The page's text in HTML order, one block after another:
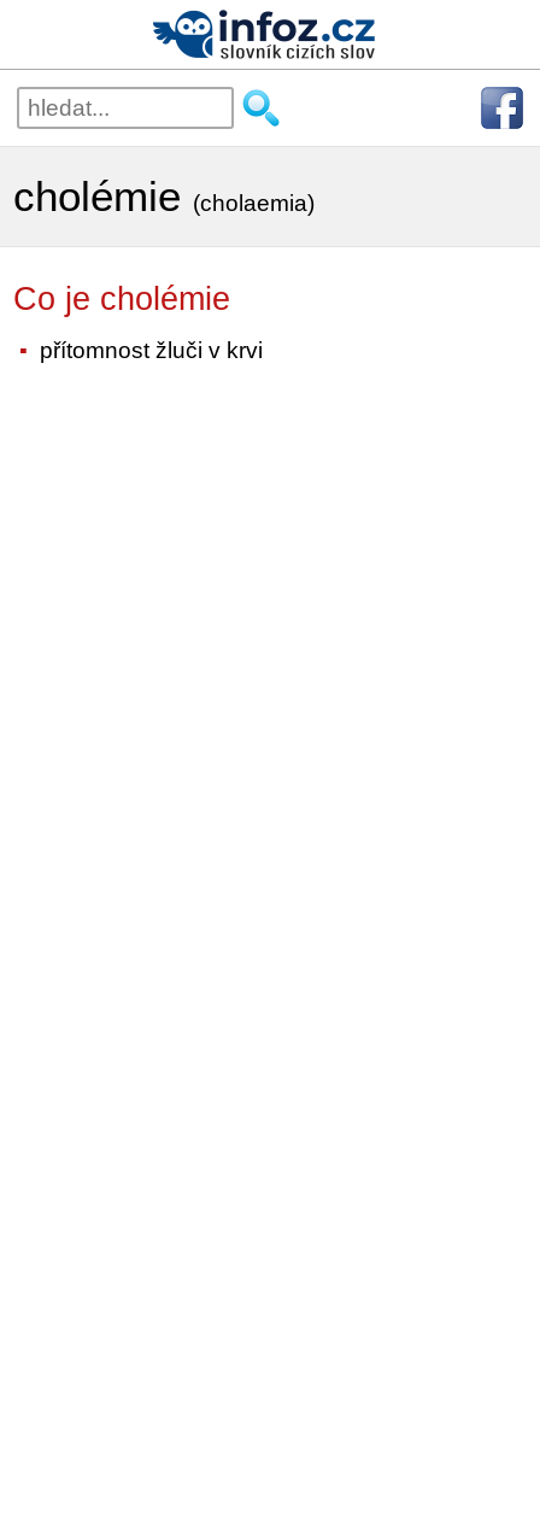
cholémie (cholaemia)
Co je cholémie
přítomnost žluči v krvi